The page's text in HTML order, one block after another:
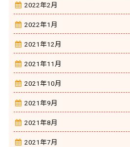
2022年2月
2022年1月
2021年12月
2021年11月
2021年10月
2021年9月
2021年8月
2021年7月